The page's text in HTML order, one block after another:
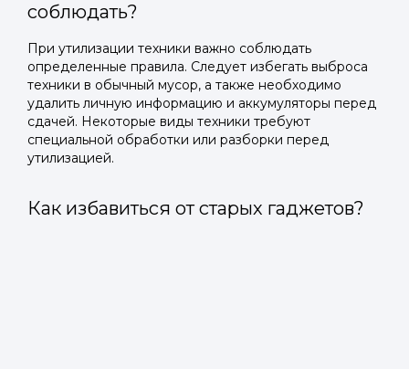
соблюдать?
При утилизации техники важно соблюдать
определенные правила. Следует избегать выброса
техники в обычный мусор, а также необходимо
удалить личную информацию и аккумуляторы перед
сдачей. Некоторые виды техники требуют
специальной обработки или разборки перед
утилизацией.
Как избавиться от старых гаджетов?